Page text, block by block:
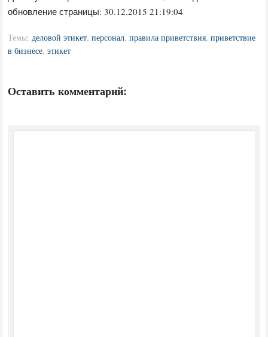
обновление страницы: 30.12.2015 21:19:04
Темы: деловой этикет,персонал,правила приветствия,приветствие
в бизнесе,этикет
Оставить комментарий: